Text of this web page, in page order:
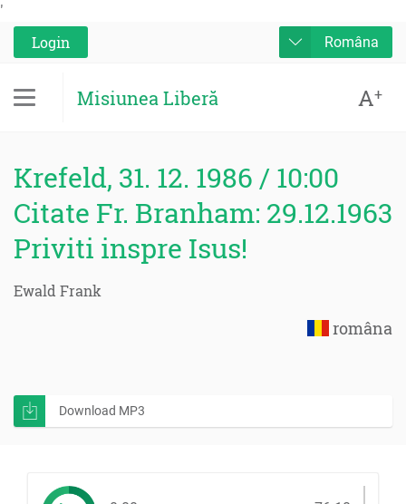
'
Login
Româna
Misiunea Liberă A+
Krefeld, 31. 12. 1986 / 10:00
Citate Fr. Branham: 29.12.1963
Priviti inspre Isus!
Ewald Frank
româna
Download MP3